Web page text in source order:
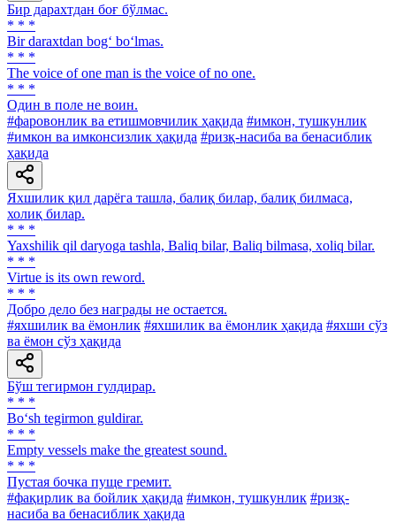
Бир дарахтдан боғ бўлмас.
* * *
Bir daraxtdan bog‘ bo‘lmas.
* * *
The voice of one man is the voice of no one.
* * *
Один в поле не воин.
#фаровонлик ва етишмовчилик ҳақида #имкон, тушкунлик
#имкон ва имконсизлик ҳақида #ризқ-насиба ва бенасиблик
ҳақида
Яхшилик қил дарёга ташла, балиқ билар, балиқ билмаса,
холиқ билар.
* * *
Yaxshilik qil daryoga tashla, Baliq bilar, Baliq bilmasa, xoliq bilar.
* * *
Virtue is its own reword.
* * *
Добро дело без награды не остается.
#яхшилик ва ёмонлик #яхшилик ва ёмонлик ҳақида #яхши сўз
ва ёмон сўз ҳақида
Бўш тегирмон гулдирар.
* * *
Bo‘sh tegirmon guldirar.
* * *
Empty vessels make the greatest sound.
* * *
Пустая бочка пуще гремит.
#фақирлик ва бойлик ҳақида #имкон, тушкунлик #ризқ-
насиба ва бенасиблик ҳақида